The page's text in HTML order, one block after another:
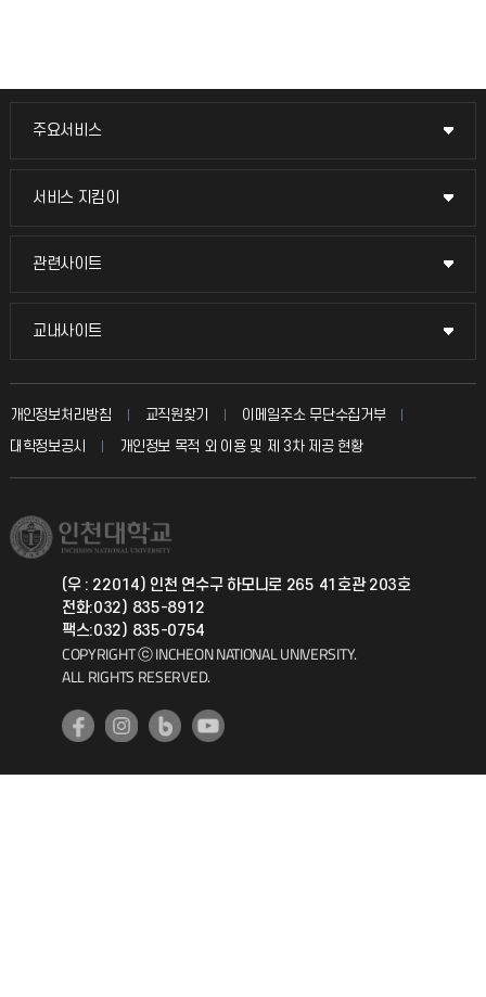
주요서비스
주요서비스
교무회의방송
입학안내
취업정보(학생)
서비스 지킴이
서비스 지킴이
묻고 답하기
칭찬마당
학생서비스 지킴이
관련사이트
관련사이트
국방헬프콜
총동문회
교내사이트
교내사이트
교수회
교육혁신본부
국제지원과
공자아카데미
기초교육원
공학교육혁신센터
개인정보처리방침 교직원찾기
이메일주소 무단수집거부
대학정보공시
개인정보 목적 외 이용 및 제 3차 제공 현황
(우 : 22014) 인천 연수구 하모니로 265 41호관 203호
전화:032) 835-8912
팩스:032) 835-0754
COPYRIGHT ⓒ INCHEON NATIONAL UNIVERSITY.
ALL RIGHTS RESERVED.